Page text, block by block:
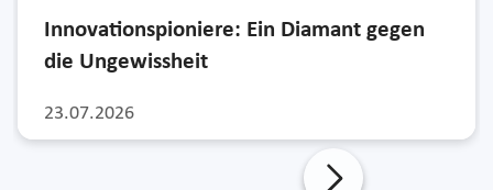
23.07.2026
Innovationspioniere: Ein Diamant gegen
die Ungewissheit